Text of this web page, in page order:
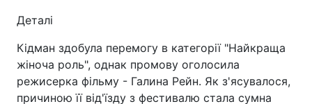
Деталі
Кідман здобула перемогу в категорії "Найкраща
жіноча роль", однак промову оголосила
режисерка фільму - Галина Рейн. Як з'ясувалося,
причиною її від'їзду з фестивалю стала сумна